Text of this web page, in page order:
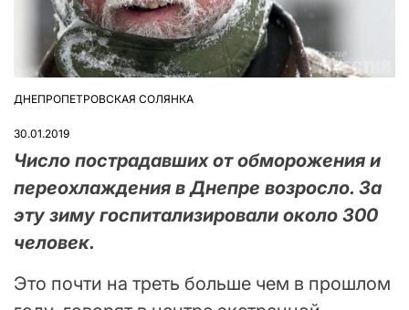
ОПУБЛІКУВАТИ
ДНЕПРОПЕТРОВСКАЯ СОЛЯНКА
30.01.2019
Число пострадавших от обморожения и
переохлаждения в Днепре возросло. За
эту зиму госпитализировали около 300
человек.
Это почти на треть больше чем в прошлом